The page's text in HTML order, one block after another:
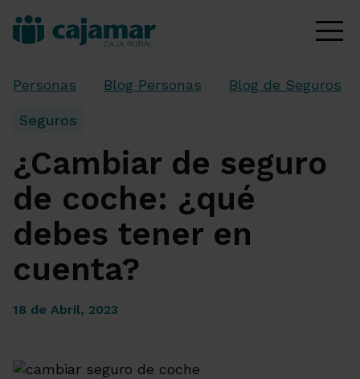
Personas Blog Personas Blog de Seguros
Seguros
¿Cambiar de seguro
de coche: ¿qué
debes tener en
cuenta?
18 de Abril, 2023